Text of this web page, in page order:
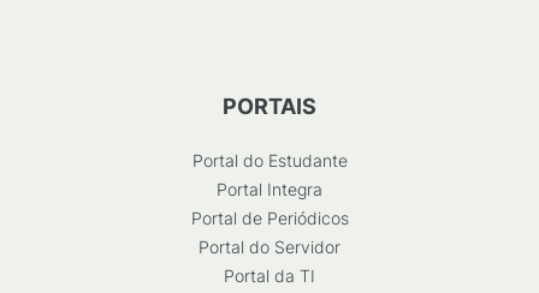
PORTAIS
Portal do Estudante
Portal Integra
Portal de Periódicos
Portal do Servidor
Portal da TI